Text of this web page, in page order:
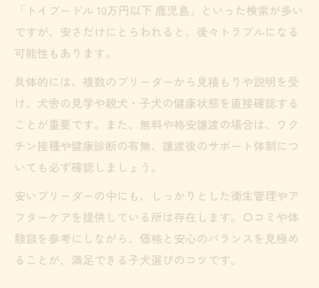
「トイプードル 10万円以下 鹿児島」といった検索が多い
ですが、安さだけにとらわれると、後々トラブルになる
可能性もあります。
具体的には、複数のブリーダーから見積もりや説明を受
け、犬舎の見学や親犬・子犬の健康状態を直接確認する
ことが重要です。また、無料や格安譲渡の場合は、ワク
チン接種や健康診断の有無、譲渡後のサポート体制につ
いても必ず確認しましょう。
安いブリーダーの中にも、しっかりとした衛生管理やア
フターケアを提供している所は存在します。口コミや体
験談を参考にしながら、価格と安心のバランスを見極め
ることが、満足できる子犬選びのコツです。